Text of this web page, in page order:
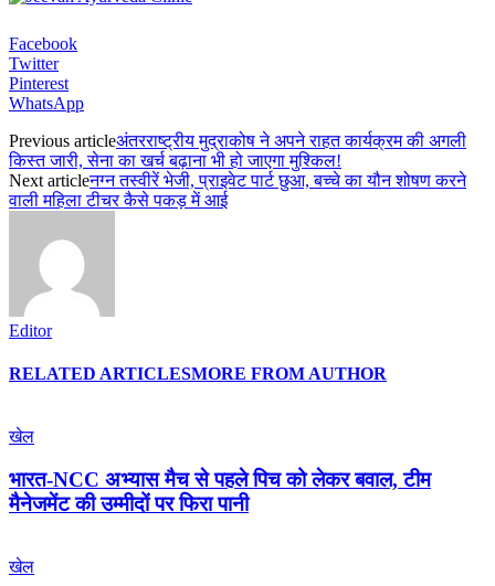
Facebook
Twitter
Pinterest
WhatsApp
Previous articleअंतरराष्ट्रीय मुद्राकोष ने अपने राहत कार्यक्रम की अगली
किस्त जारी, सेना का खर्च बढ़ाना भी हो जाएगा मुश्किल!
Next articleनग्न तस्वीरें भेजी, प्राइवेट पार्ट छुआ, बच्चे का यौन शोषण करने
वाली महिला टीचर कैसे पकड़ में आई
Editor
RELATED ARTICLESMORE FROM AUTHOR
खेल
भारत-NCC अभ्यास मैच से पहले पिच को लेकर बवाल, टीम
मैनेजमेंट की उम्मीदों पर फिरा पानी
खेल